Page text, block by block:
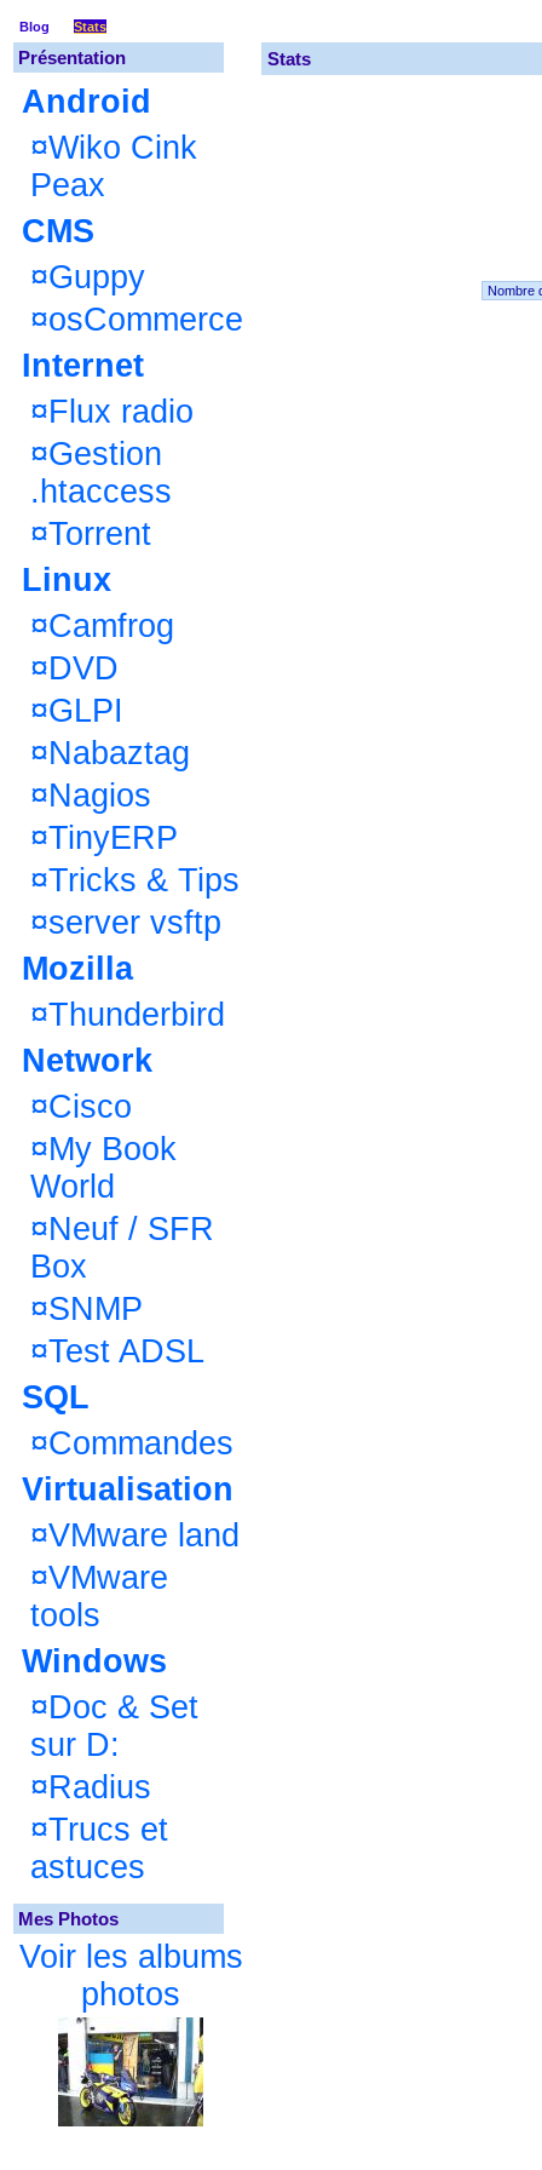
Blog Stats
Présentation
Android
¤Wiko Cink
Peax
CMS
¤Guppy
¤osCommerce
Internet
¤Flux radio
¤Gestion
.htaccess
¤Torrent
Linux
¤Camfrog
¤DVD
¤GLPI
¤Nabaztag
¤Nagios
¤TinyERP
¤Tricks & Tips
¤server vsftp
Mozilla
¤Thunderbird
Network
¤Cisco
¤My Book
World
¤Neuf / SFR
Box
¤SNMP
¤Test ADSL
SQL
¤Commandes
Virtualisation
¤VMware land
¤VMware
tools
Windows
¤Doc & Set
sur D:
¤Radius
¤Trucs et
astuces
Mes Photos
Voir les albums
photos
Stats